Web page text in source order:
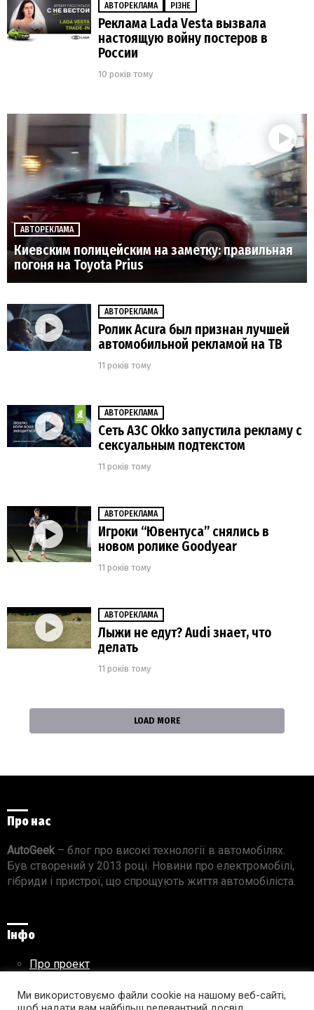
АВТОРЕКЛАМА РІЗНЕ
Реклама Lada Vesta вызвала
настоящую войну постеров в
России
10 років тому
АВТОРЕКЛАМА
Киевским полицейским на заметку: правильная
погоня на Toyota Prius
АВТОРЕКЛАМА
Ролик Acura был признан лучшей
автомобильной рекламой на ТВ
11 років тому
АВТОРЕКЛАМА
Сеть АЗС Okko запустила рекламу с
сексуальным подтекстом
11 років тому
АВТОРЕКЛАМА
Игроки “Ювентуса” снялись в
новом ролике Goodyear
11 років тому
АВТОРЕКЛАМА
Лыжи не едут? Audi знает, что
делать
11 років тому
LOAD MORE
Про нас
AutoGeek– блог про високі технології в автомобілях.
Був створений у 2013 році. Новини про електромобілі,
гібриди і пристрої, що спрощують життя автомобіліста.
Інфо
Про проект
Правила використання матеріалів
Ми використовуємо файли cookie на нашому веб-сайті,